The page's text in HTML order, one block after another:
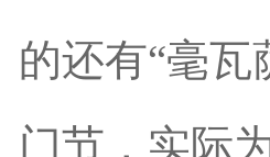
的还有“毫瓦
门节，实际